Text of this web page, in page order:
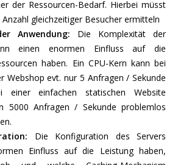
der Ressourcen-Bedarf. Hierbei müsst
gleichzeitiger Besucher ermitteln
Anwendung: Die Komplexität der
einen enormen Einfluss auf die
haben. Ein CPU-Kern kann bei
Webshop evt. nur 5 Anfragen / Sekunde
einer einfachen statischen Website
5000 Anfragen / Sekunde problemlos
Die Konfiguration des Servers
Einfluss auf die Leistung haben,